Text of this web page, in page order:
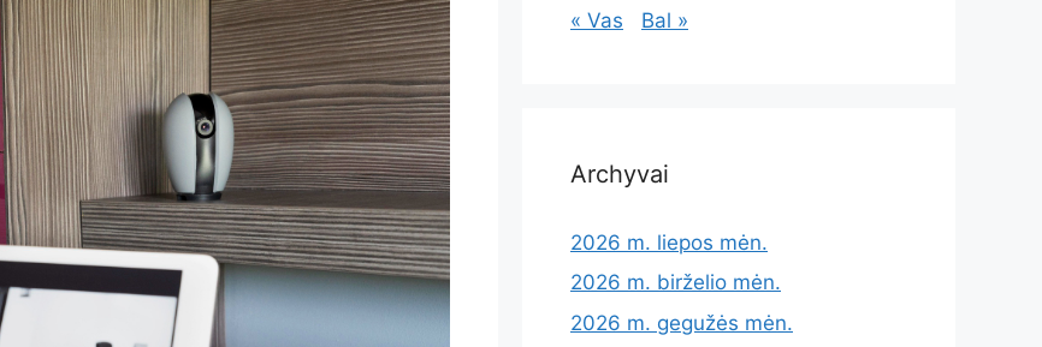
« Vas Bal »
Archyvai
2026 m. liepos mėn.
2026 m. birželio mėn.
2026 m. gegužės mėn.